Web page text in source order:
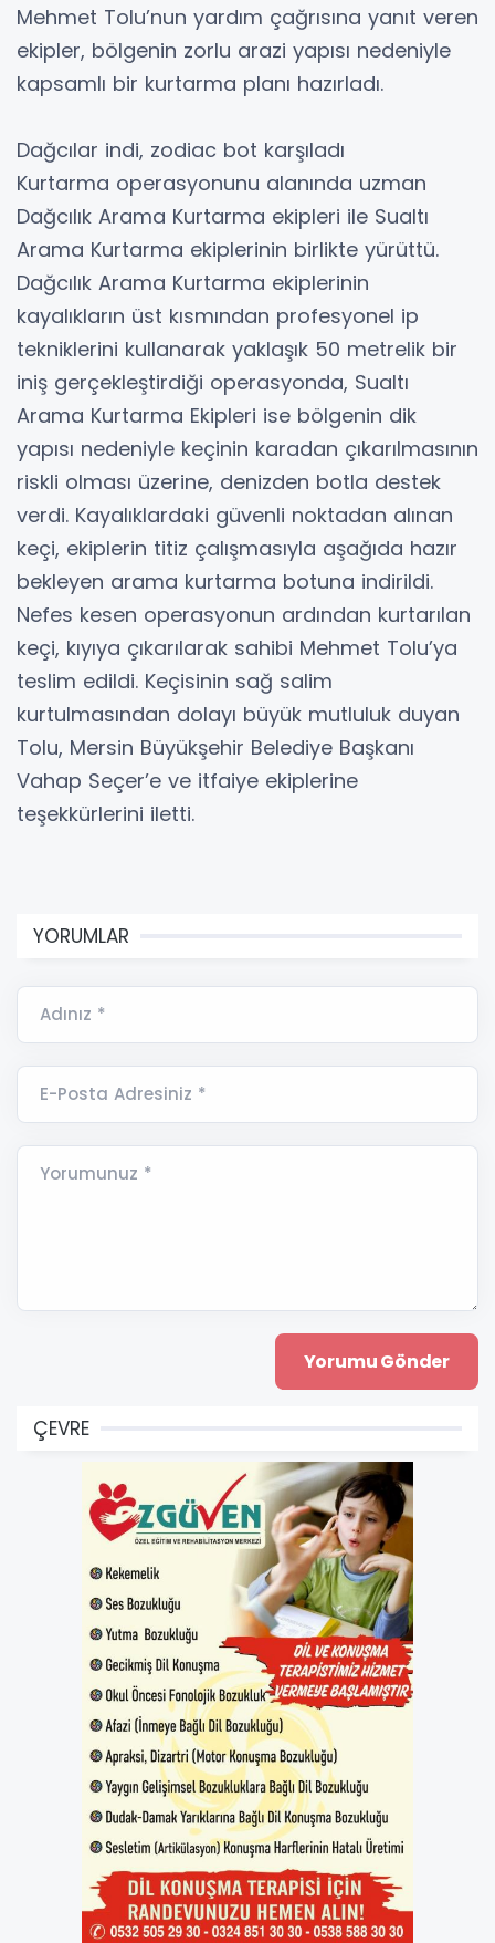
Mehmet Tolu’nun yardım çağrısına yanıt veren
ekipler, bölgenin zorlu arazi yapısı nedeniyle
kapsamlı bir kurtarma planı hazırladı.
Dağcılar indi, zodiac bot karşıladı
Kurtarma operasyonunu alanında uzman
Dağcılık Arama Kurtarma ekipleri ile Sualtı
Arama Kurtarma ekiplerinin birlikte yürüttü.
Dağcılık Arama Kurtarma ekiplerinin
kayalıkların üst kısmından profesyonel ip
tekniklerini kullanarak yaklaşık 50 metrelik bir
iniş gerçekleştirdiği operasyonda, Sualtı
Arama Kurtarma Ekipleri ise bölgenin dik
yapısı nedeniyle keçinin karadan çıkarılmasının
riskli olması üzerine, denizden botla destek
verdi. Kayalıklardaki güvenli noktadan alınan
keçi, ekiplerin titiz çalışmasıyla aşağıda hazır
bekleyen arama kurtarma botuna indirildi.
Nefes kesen operasyonun ardından kurtarılan
keçi, kıyıya çıkarılarak sahibi Mehmet Tolu’ya
teslim edildi. Keçisinin sağ salim
kurtulmasından dolayı büyük mutluluk duyan
Tolu, Mersin Büyükşehir Belediye Başkanı
Vahap Seçer’e ve itfaiye ekiplerine
teşekkürlerini iletti.
YORUMLAR
Adınız *
E-Posta Adresiniz *
Yorumunuz *
ÇEVRE